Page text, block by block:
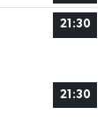
21:30
21:30